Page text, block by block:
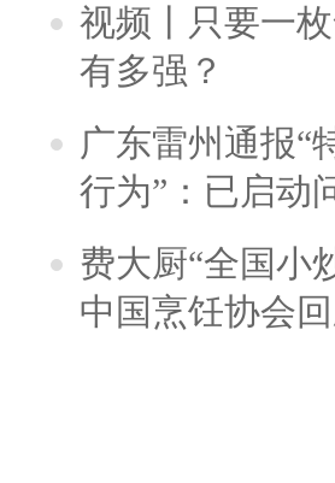
视频丨只要一
有多强？
广东雷州通报“
行为”：已启动
费大厨“全国小
中国烹饪协会